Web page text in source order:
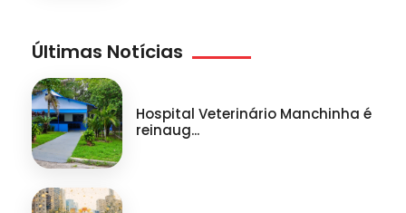
Últimas Notícias
Hospital Veterinário Manchinha é
reinaug...